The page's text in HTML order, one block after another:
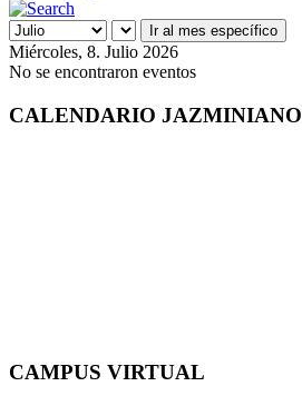
Ir al mes específico
Miércoles, 8. Julio 2026
No se encontraron eventos
CALENDARIO JAZMINIANO
CAMPUS VIRTUAL